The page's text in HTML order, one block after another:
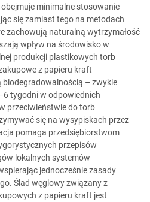
minimalne stosowanie
się zamiast tego na metodach
zachowują naturalną wytrzymałość
wpływ na środowisko w
produkcji plastikowych torb
z papieru kraft
– zwykle
tygodni w odpowiednich
przeciwieństwie do torb
się na wysypiskach przez
pomaga przedsiębiorstwom
przepisów
lokalnych systemów
jednocześnie zasady
Ślad węglowy związany z
z papieru kraft jest